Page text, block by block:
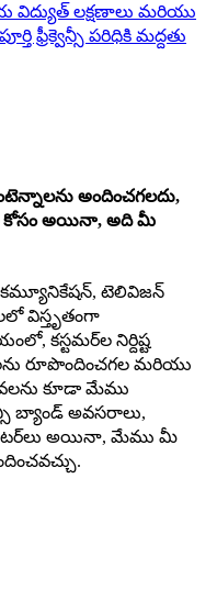
విద్యుత్ లక్షణాలు మరియు
ఫ్రీక్వెన్సీ పరిధికి మద్దతు
అందించగలదు,
కోసం అయినా, అది మీ
టెలివిజన్
విస్తృతంగా
కస్టమర్‌ల నిర్దిష్ట
రూపొందించగల మరియు
కూడా మేము
బ్యాండ్ అవసరాలు,
అయినా, మేము మీ